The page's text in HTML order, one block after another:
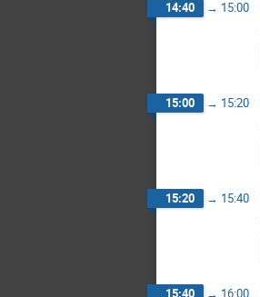
14:40 → 15:00
15:00 → 15:20
15:20 → 15:40
15:40 → 16:00